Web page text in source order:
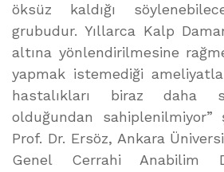
öksüz kaldığı
grubudur. Yıllarca Kalp
altına yönlendirilmesine
yapmak istemediği
hastalıkları biraz daha
olduğundan sahiplenilmiyor”
Prof. Dr. Ersöz, Ankara
Genel Cerrahi Anabilim